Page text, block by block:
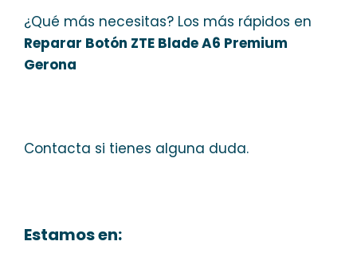
¿Qué más necesitas? Los más rápidos en
Reparar Botón ZTE Blade A6 Premium
Gerona
Contacta si tienes alguna duda.
Estamos en: